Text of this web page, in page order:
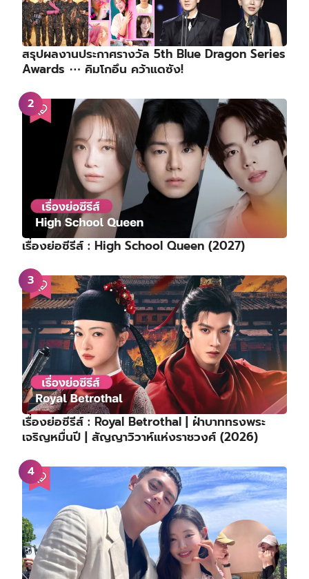
สรุปผลงานประกาศรางวัล 5th Blue Dragon Series
Awards ⋯ คิมโกอึน คว้าแดซัง!
เรื่องย่อซีรีส์ : High School Queen (2027)
เรื่องย่อซีรีส์ : Royal Betrothal | ฝ่าบาททรงพระ
เจริญหมื่นปี | สัญญาวิวาห์แห่งราชวงศ์ (2026)